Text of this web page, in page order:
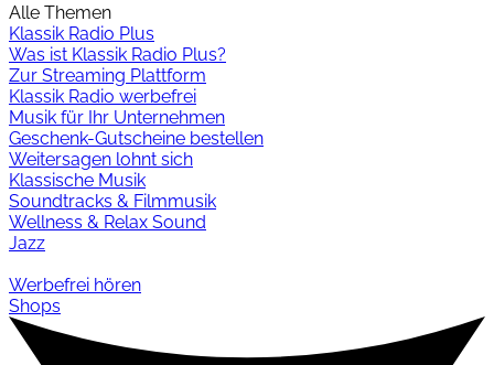
Alle Themen
Klassik Radio Plus
Was ist Klassik Radio Plus?
Zur Streaming Plattform
Klassik Radio werbefrei
Musik für Ihr Unternehmen
Geschenk-Gutscheine bestellen
Weitersagen lohnt sich
Klassische Musik
Soundtracks & Filmmusik
Wellness & Relax Sound
Jazz
Werbefrei hören
Shops